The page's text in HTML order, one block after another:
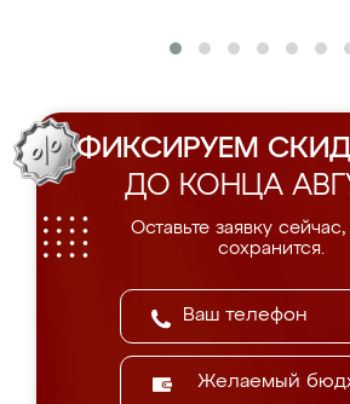
ФИКСИРУЕМ
ДО КОНЦА
Оставьте заявку
сохранится.
Желаемый